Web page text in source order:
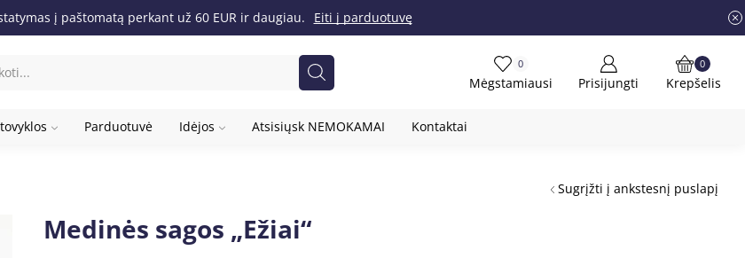
į paštomatą perkant už 60 EUR ir daugiau. Eiti į parduotuvę
0
Mėgstamiausi Prisijungti
0
Krepšelis
Parduotuvė Idėjos Atsisiųsk NEMOKAMAI Kontaktai
Sugrįžti į ankstesnį puslapį
Medinės sagos „Ežiai“